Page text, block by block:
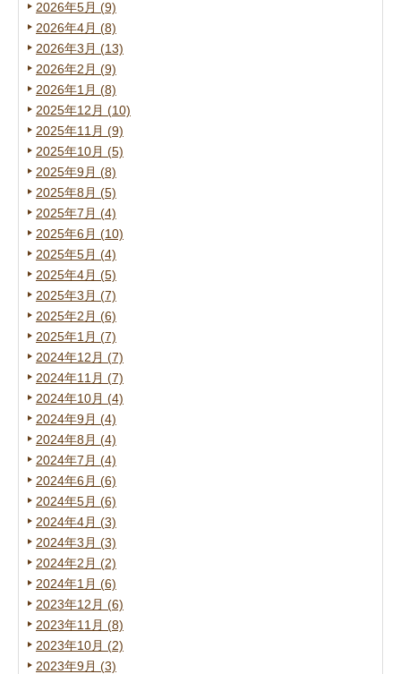
2026年5月 (9)
2026年4月 (8)
2026年3月 (13)
2026年2月 (9)
2026年1月 (8)
2025年12月 (10)
2025年11月 (9)
2025年10月 (5)
2025年9月 (8)
2025年8月 (5)
2025年7月 (4)
2025年6月 (10)
2025年5月 (4)
2025年4月 (5)
2025年3月 (7)
2025年2月 (6)
2025年1月 (7)
2024年12月 (7)
2024年11月 (7)
2024年10月 (4)
2024年9月 (4)
2024年8月 (4)
2024年7月 (4)
2024年6月 (6)
2024年5月 (6)
2024年4月 (3)
2024年3月 (3)
2024年2月 (2)
2024年1月 (6)
2023年12月 (6)
2023年11月 (8)
2023年10月 (2)
2023年9月 (3)